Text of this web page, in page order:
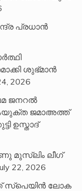
പ്രധാൻ
ശുഭ്മാൻ
2026
ജനറൽ
ജമാഅത്ത്
ഉസ്താദ്
മുസ്ലിം ലീഗ്
22, 2026
സ്പെയിൻ ലോക